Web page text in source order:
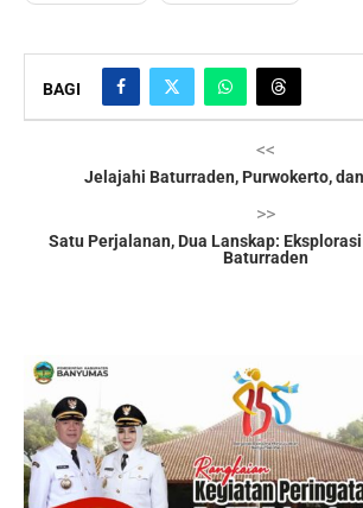
BAGI
<<
Jelajahi Baturraden, Purwokerto,
>>
Satu Perjalanan, Dua Lanskap:
Baturraden